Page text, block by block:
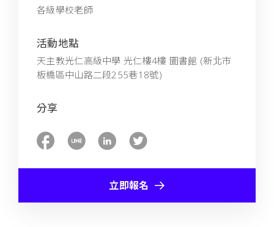
各級學校老師
活動地點
天主教光仁高級中學 光仁樓4樓 圖書館 (新北市
板橋區中山路二段255巷18號)
分享
立即報名